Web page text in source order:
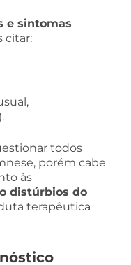
e sintomas
citar:
todos
porém cabe
às
distúrbios do
terapêutica